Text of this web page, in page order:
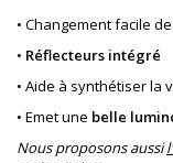
• Changement facile
• Réflecteurs intégré
• Aide à synthétiser la
• Emet une belle
Nous proposons aussi